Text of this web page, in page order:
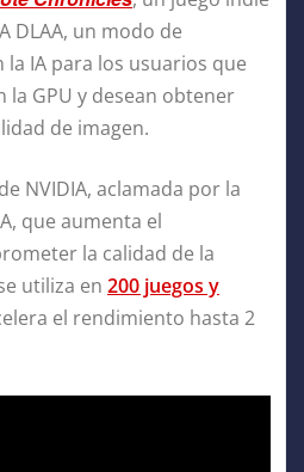
DLAA, un modo de
IA para los usuarios que
la GPU y desean obtener
de imagen.
NVIDIA, aclamada por la
que aumenta el
la calidad de la
utiliza en 200 juegos y
el rendimiento hasta 2